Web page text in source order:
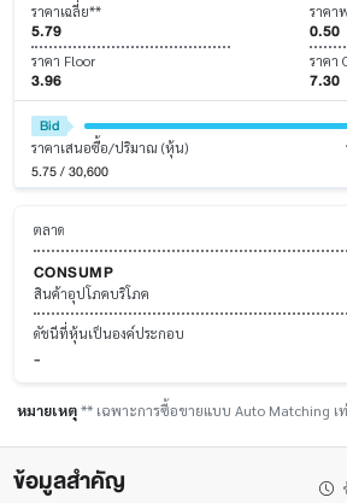
ราคาเฉลี่ย**
5.79
ราคา
0.50
ราคา Floor
3.96
ราคา
7.30
Bid
ราคาเสนอซื้อ/ปริมาณ (หุ้น)
5.75 / 30,600
ตลาด
CONSUMP
สินค้าอุปโภคบริโภค
ดัชนีที่หุ้นเป็นองค์ประกอบ
-
หมายเหตุ** เฉพาะการซื้อขายแบบ Auto Matching เ
ข้อมูลสำคัญ